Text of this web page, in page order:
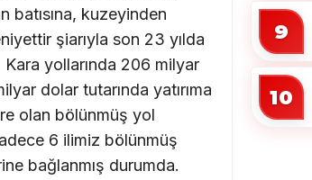
batısına, kuzeyinden
şiarıyla son 23 yılda
Kara yollarında 206 milyar
dolar tutarında yatırıma
olan bölünmüş yol
6 ilimiz bölünmüş
bağlanmış durumda.
9
10